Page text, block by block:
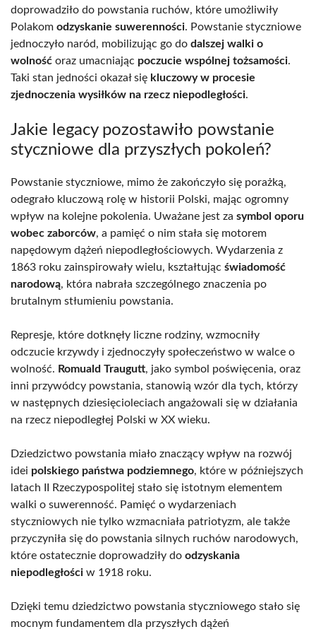
doprowadziło do powstania ruchów, które umożliwiły
Polakom odzyskanie suwerenności. Powstanie styczniowe
jednoczyło naród, mobilizując go do dalszej walki o
wolność oraz umacniając poczucie wspólnej tożsamości.
Taki stan jedności okazał się kluczowy w procesie
zjednoczenia wysiłków na rzecz niepodległości.
Jakie legacy pozostawiło powstanie
styczniowe dla przyszłych pokoleń?
Powstanie styczniowe, mimo że zakończyło się porażką,
odegrało kluczową rolę w historii Polski, mając ogromny
wpływ na kolejne pokolenia. Uważane jest za symbol oporu
wobec zaborców, a pamięć o nim stała się motorem
napędowym dążeń niepodległościowych. Wydarzenia z
1863 roku zainspirowały wielu, kształtując świadomość
narodową, która nabrała szczególnego znaczenia po
brutalnym stłumieniu powstania.
Represje, które dotknęły liczne rodziny, wzmocniły
odczucie krzywdy i zjednoczyły społeczeństwo w walce o
wolność. Romuald Traugutt, jako symbol poświęcenia, oraz
inni przywódcy powstania, stanowią wzór dla tych, którzy
w następnych dziesięcioleciach angażowali się w działania
na rzecz niepodległej Polski w XX wieku.
Dziedzictwo powstania miało znaczący wpływ na rozwój
idei polskiego państwa podziemnego, które w późniejszych
latach II Rzeczypospolitej stało się istotnym elementem
walki o suwerenność. Pamięć o wydarzeniach
styczniowych nie tylko wzmacniała patriotyzm, ale także
przyczyniła się do powstania silnych ruchów narodowych,
które ostatecznie doprowadziły do odzyskania
niepodległości w 1918 roku.
Dzięki temu dziedzictwo powstania styczniowego stało się
mocnym fundamentem dla przyszłych dążeń